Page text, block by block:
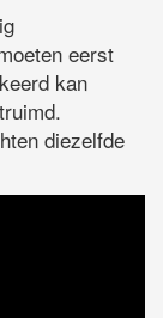
eerst
kan
diezelfde